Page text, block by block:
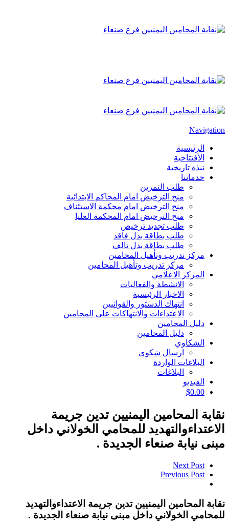
Navigation
الرئيسية
الأفتتاحية
نبذة تاريخية
خدماتنا
طلب التمرين
منح الترخيض امام المحاكم الابتدائية
منح الترخيض امام محكمة الاستئناف
منح الترخيض امام المحكمة العليا
طلب تجديد ترخيص
طلب بطاقة بدل فاقد
طلب بطاقة بدل تالف
مركز تدريب وتأهيل المحامين
مركز تدريب وتأهيل المحامين
المركز الاعلامي
الانشطة والفعاليات
الاخبار الرئيسية
انتهاك الدستور والقوانيين
الاعتداءات والانتهاكات على المحامين
دليل المحامين
دليل المحامين
الشكاوي
ارسال شكوى
البلاغات الواردة
البلاغات
الفيديو
$0.00
نقابة المحامين اليمنيين تدين جريمة
الاعتداءوالتهديد للمحامي الخولاني داخل
مبنى نيابة صنعاء الجديدة .
Next Post
Previous Post
نقابة المحامين اليمنيين تدين جريمة الاعتداءوالتهديد
للمحامي الخولاني داخل مبنى نيابة صنعاء الجديدة .